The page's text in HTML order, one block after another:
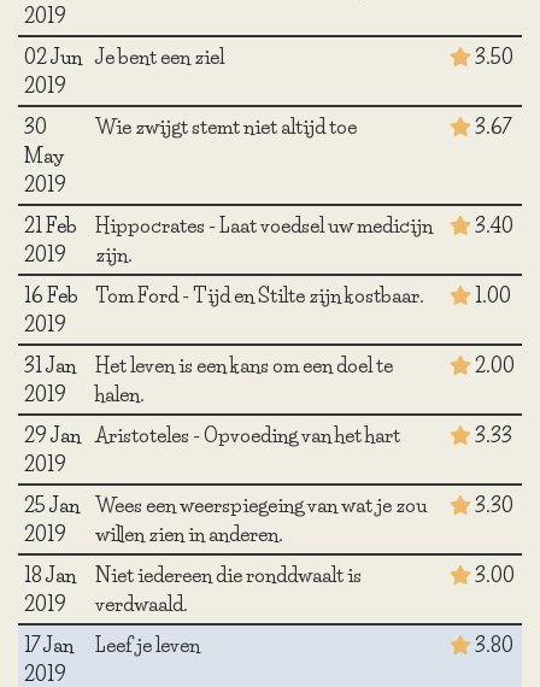
2019
02 Jun
2019
Je bent een ziel 3.50
30
May
2019
Wie zwijgt stemt niet altijd toe 3.67
21 Feb
2019
Hippocrates - Laat voedsel uw medicijn
zijn.
3.40
16 Feb
2019
Tom Ford - Tijd en Stilte zijn kostbaar. 1.00
31 Jan
2019
Het leven is een kans om een doel te
halen.
2.00
29 Jan
2019
Aristoteles - Opvoeding van het hart 3.33
25 Jan
2019
Wees een weerspiegeing van wat je zou
willen zien in anderen.
3.30
18 Jan
2019
Niet iedereen die ronddwaalt is
verdwaald.
3.00
17 Jan
2019
Leef je leven 3.80